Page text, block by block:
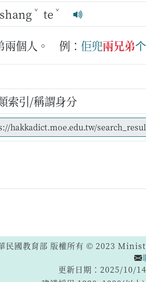
shang ˇ te ˇ
兩個人。 例： 佢兜兩兄弟个
索引/稱謂身分
民國教育部 版權所有 © 2023
更新日期：2025/10/14